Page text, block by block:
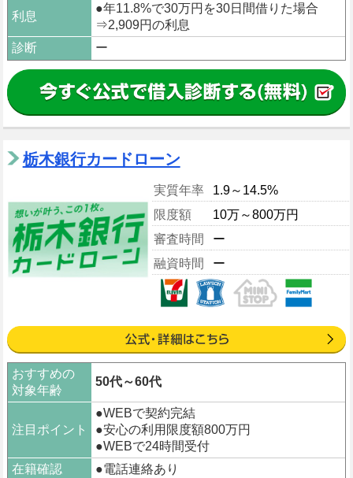
利息
●年11.8%で30万円を30日間借りた場合
⇒2,909円の利息
診断
ー
栃木銀行カードローン
実質年率
1.9～14.5%
限度額
10万～800万円
審査時間
ー
融資時間
ー
おすすめの
対象年齢
50代～60代
注目ポイント
●WEBで契約完結
●安心の利用限度額800万円
●WEBで24時間受付
在籍確認
●電話連絡あり